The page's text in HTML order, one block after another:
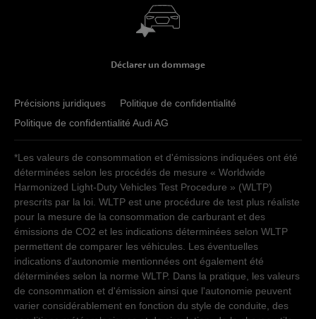
Déclarer un dommage
Précisions juridiques
Politique de confidentialité
Politique de confidentialité Audi AG
*Les valeurs de consommation et d'émissions indiquées ont été
déterminées selon les procédés de mesure « Worldwide
Harmonized Light-Duty Vehicles Test Procedure » (WLTP)
prescrits par la loi. WLTP est une procédure de test plus réaliste
pour la mesure de la consommation de carburant et des
émissions de CO2 et les indications déterminées selon WLTP
permettent de comparer les véhicules. Les éventuelles
indications d'autonomie mentionnées ont également été
déterminées selon la norme WLTP. Dans la pratique, les valeurs
de consommation et d'émission ainsi que l'autonomie peuvent
varier considérablement en fonction du style de conduite, des